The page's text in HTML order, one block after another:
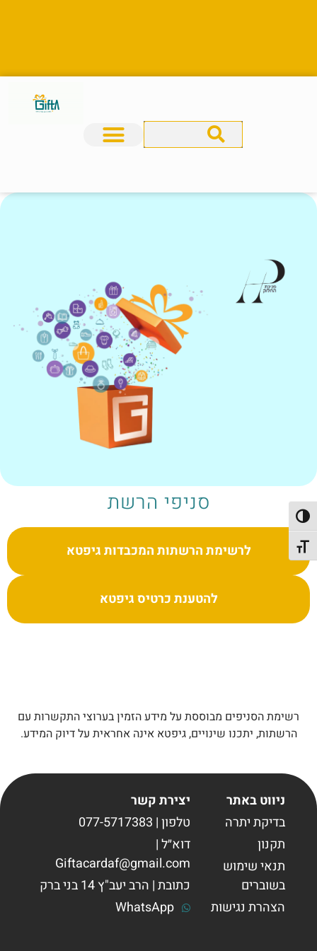
הפעל/כבה ניגודיות גבוהה
מתג גודל גופן
סניפי הרשת
לרשימת הרשתות המכבדות גיפטא
להטענת כרטיס גיפטא
רשימת הסניפים מבוססת על מידע הזמין בערוצי התקשרות עם
הרשתות, יתכנו שינויים, גיפטא אינה אחראית על דיוק המידע.
ניווט באתר
בדיקת יתרה
תקנון
תנאי שימוש
בשוברים
הצהרת נגישות
יצירת קשר
טלפון | 077-5717383
דוא״ל |
Giftacardaf@gmail.com
כתובת | הרב יעב"ץ 14 בני ברק
WhatsApp